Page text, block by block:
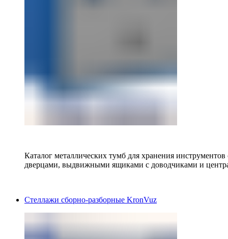
Каталог металлических тумб для хранения
дверцами, выдвижными ящиками с доводчиками и
Стеллажи сборно-разборные KronVuz